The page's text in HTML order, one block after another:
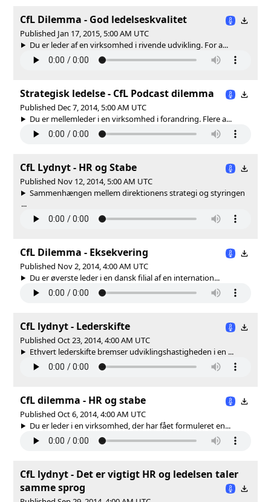
CfL Dilemma - God ledelseskvalitet
Published Jan 17, 2015, 5:00 AM UTC
Du er leder af en virksomhed i rivende udvikling. For a...
Strategisk ledelse - CfL Podcast dilemma
Published Dec 7, 2014, 5:00 AM UTC
Du er mellemleder i en virksomhed i forandring. Flere a...
CfL Lydnyt - HR og Stabe
Published Nov 12, 2014, 5:00 AM UTC
Sammenhængen mellem direktionens strategi og styringen
...
CfL Dilemma - Eksekvering
Published Nov 2, 2014, 4:00 AM UTC
Du er øverste leder i en dansk filial af en internation...
CfL lydnyt - Lederskifte
Published Oct 23, 2014, 4:00 AM UTC
Ethvert lederskifte bremser udviklingshastigheden i en ...
CfL dilemma - HR og stabe
Published Oct 6, 2014, 4:00 AM UTC
Du er leder i en virksomhed, der har fået formuleret en...
CfL lydnyt - Det er vigtigt HR og ledelsen taler
samme sprog